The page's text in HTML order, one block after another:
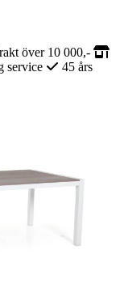
över 10 000,-
service
45 års